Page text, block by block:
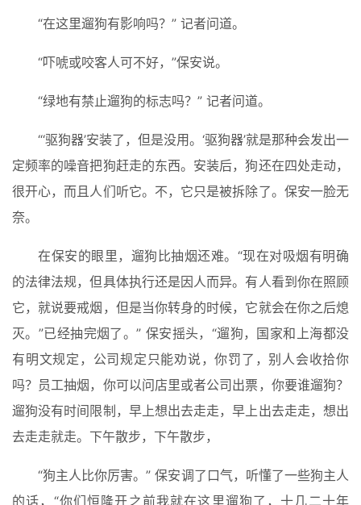
“在这里遛狗有影响吗？” 记者问道。
“吓唬或咬客人可不好，”保安说。
“绿地有禁止遛狗的标志吗？” 记者问道。
“‘驱狗器’安装了，但是没用。‘驱狗器’就是那种会发出一
定频率的噪音把狗赶走的东西。安装后，狗还在四处走动，
很开心，而且人们听它。不，它只是被拆除了。保安一脸无
奈。
在保安的眼里，遛狗比抽烟还难。“现在对吸烟有明确
的法律法规，但具体执行还是因人而异。有人看到你在照顾
它，就说要戒烟，但是当你转身的时候，它就会在你之后熄
灭。”已经抽完烟了。” 保安摇头，“遛狗，国家和上海都没
有明文规定，公司规定只能劝说，你罚了，别人会收拾你
吗？员工抽烟，你可以问店里或者公司出票，你要谁遛狗？
遛狗没有时间限制，早上想出去走走，早上出去走走，想出
去走走就走。下午散步，下午散步，
“狗主人比你厉害。” 保安调了口气，听懂了一些狗主人
的话，“你们恒隆开之前我就在这里遛狗了，十几二十年